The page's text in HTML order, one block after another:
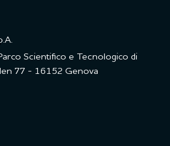
Scientifico e Tecnologico di
77 - 16152 Genova